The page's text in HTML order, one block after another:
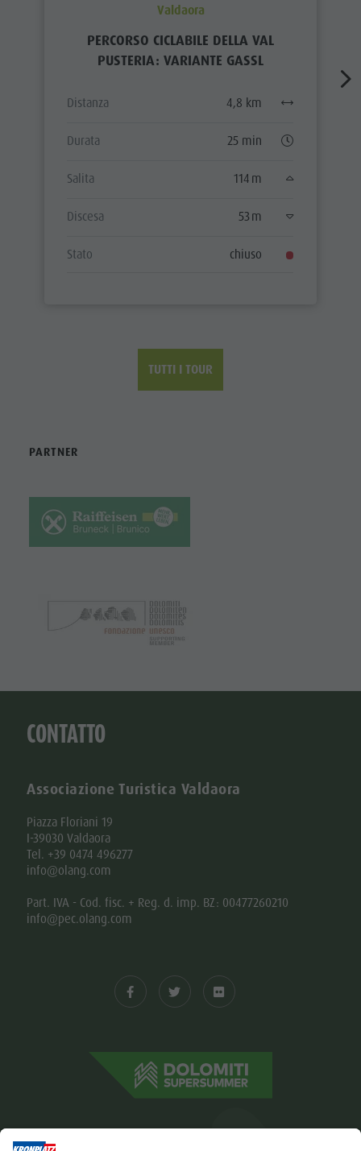
Valdaora
PERCORSO CICLABILE DELLA VAL
PUSTERIA: VARIANTE GASSL
Distanza 4,8 km
Durata 25 min
Salita 114 m
Discesa 53 m
Stato chiuso
TUTTI I TOUR
PARTNER
CONTATTO
Associazione Turistica Valdaora
Piazza Floriani 19
I-39030 Valdaora
Tel. +39 0474 496277
info@olang.com
Part. IVA - Cod. fisc. + Reg. d. imp. BZ: 00477260210
info@pec.olang.com